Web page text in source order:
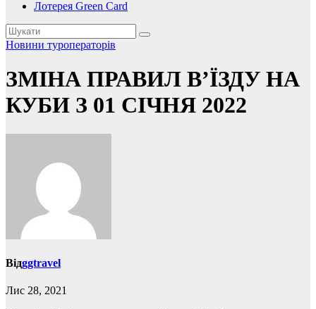
Лотерея Green Card
Новини туроператорів
ЗМІНА ПРАВИЛ В’ЇЗДУ НА
КУБИ З 01 СІЧНЯ 2022
Відggtravel
Лис 28, 2021